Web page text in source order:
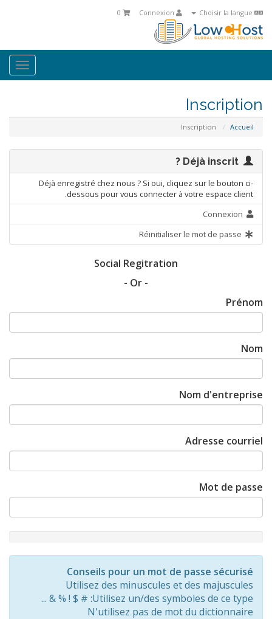
0
Inscription
Accueil
Déjà enregistré chez nous ? Si oui, cliquez sur le bouton ci-
dessous pour vous connecter à votre espace client.
Social Regitration
- Or -
Prénom
Nom
Nom d'entreprise
Adresse courriel
Mot de passe
Rating:
Conseils pour un mot de passe sécurisé
Utilisez des minuscules et des majuscules
Utilisez un/des symboles de ce type: # $ ! % & ...
N'utilisez pas de mot du dictionnaire